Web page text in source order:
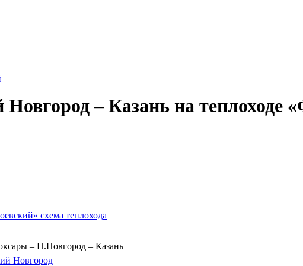
– Казань на теплоходе
схема теплохода
– Н.Новгород – Казань
Новгород